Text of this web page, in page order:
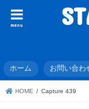
menu
ホーム お問い合わ
HOME Capture 439